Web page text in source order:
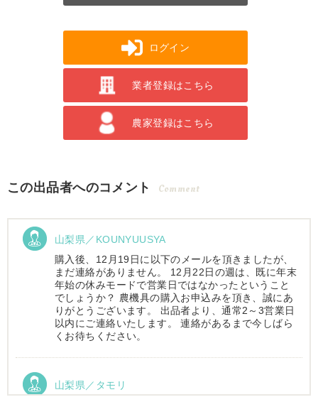
ログイン
業者登録はこちら
農家登録はこちら
この出品者へのコメント Comment
山梨県／KOUNYUUSYA
購入後、12月19日に以下のメールを頂きましたが、
まだ連絡がありません。 12月22日の週は、既に年末
年始の休みモードで営業日ではなかったということ
でしょうか？ 農機具の購入お申込みを頂き、誠にあ
りがとうございます。 出品者より、通常2～3営業日
以内にご連絡いたします。 連絡があるまで今しばら
くお待ちください。
山梨県／タモリ